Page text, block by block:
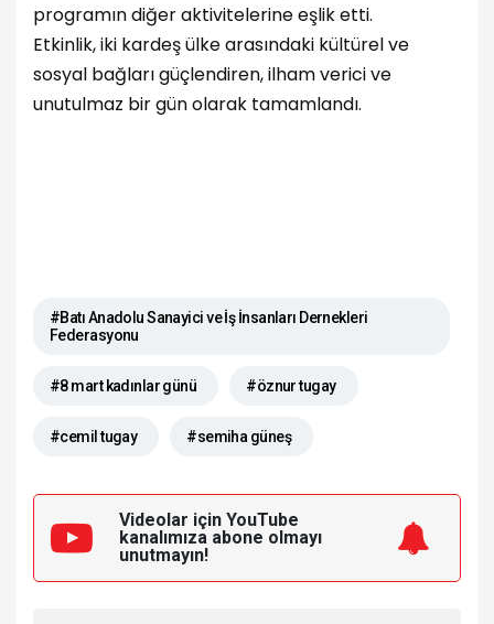
programın diğer aktivitelerine eşlik etti.
Etkinlik, iki kardeş ülke arasındaki kültürel ve
sosyal bağları güçlendiren, ilham verici ve
unutulmaz bir gün olarak tamamlandı.
#Batı Anadolu Sanayici ve İş İnsanları Dernekleri
Federasyonu
#8 mart kadınlar günü #öznur tugay
#cemil tugay #semiha güneş
Videolar için YouTube
kanalımıza abone olmayı
unutmayın!